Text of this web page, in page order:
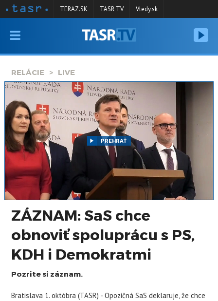
VYSIELANIE
SPRAVODAJSTVO
KONTAKT
ARCHÍV
TERAZ.SK TASR TV Vtedy.sk
RELÁCIE LIVE
PREHRAŤ
ZÁZNAM: SaS chce
obnoviť spoluprácu s PS,
KDH i Demokratmi
Pozrite si záznam.
Bratislava 1. októbra (TASR) - Opozičná SaS deklaruje, že chce